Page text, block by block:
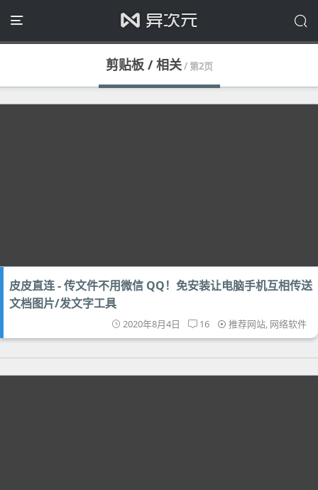
剪贴板 / 相关/ 第2页
皮皮直连 - 传文件不用微信 QQ！免安装让电脑手机互相传送
文档图片/发文字工具
2020年8月4日 16 推荐网站, 网络软件